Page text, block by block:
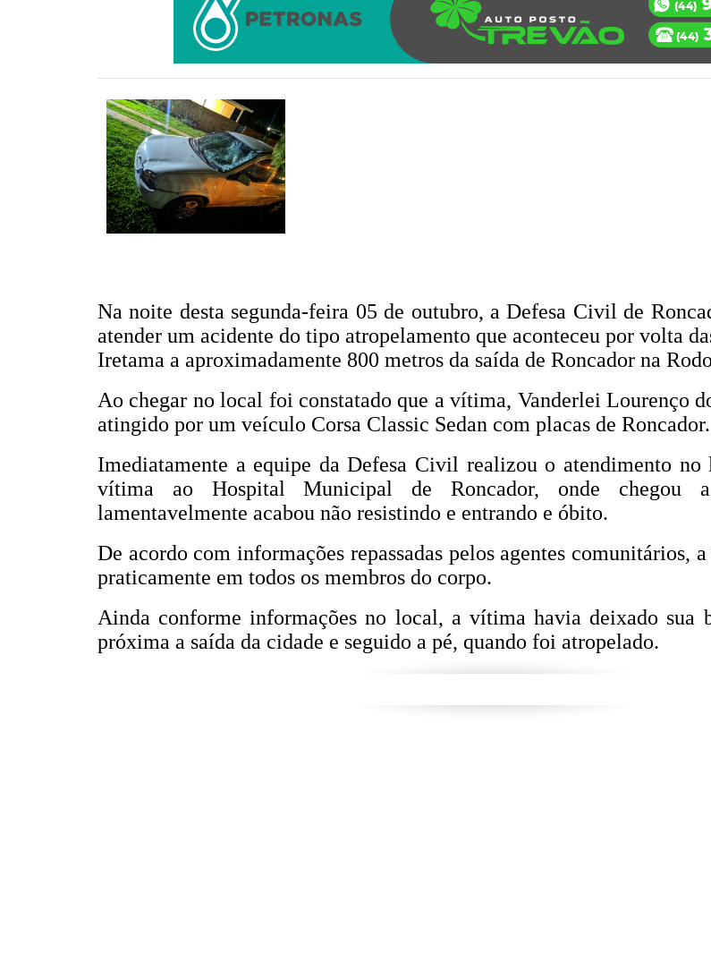
Na noite desta segunda-feira 05 de outubro, a Defesa Civil de
atender um acidente do tipo atropelamento que aconteceu por volta
Iretama a aproximadamente 800 metros da saída de Roncador na
Ao chegar no local foi constatado que a vítima, Vanderlei Lourenço
atingido por um veículo Corsa Classic Sedan com placas de Roncador.
Imediatamente a equipe da Defesa Civil realizou o atendimento no
vítima ao Hospital Municipal de Roncador, onde chegou
lamentavelmente acabou não resistindo e entrando e óbito.
De acordo com informações repassadas pelos agentes comunitários,
praticamente em todos os membros do corpo.
Ainda conforme informações no local, a vítima havia deixado sua
próxima a saída da cidade e seguido a pé, quando foi atropelado.